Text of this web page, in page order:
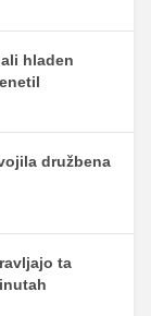
hladen
družbena
ta